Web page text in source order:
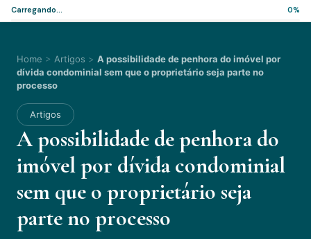
Home > Artigos > A possibilidade de penhora do imóvel por
dívida condominial sem que o proprietário seja parte no
processo
Artigos
A possibilidade de penhora do
imóvel por dívida condominial
sem que o proprietário seja
parte no processo
Carregando... 0%